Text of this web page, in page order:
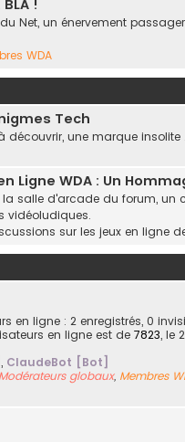
!
Net, un énervement
WDA
Tech
découvrir, une marque
Ligne WDA : Un
la salle d'arcade du forum,
vidéoludiques.
sur les jeux en ligne
en ligne : 2 enregistrés, 0
en ligne est de 7823, le
, ClaudeBot [Bot]
Modérateurs globaux, Membres